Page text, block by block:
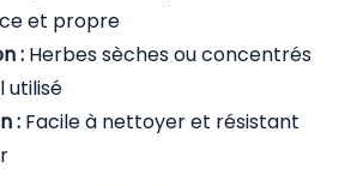
et propre
: Herbes sèches ou concentrés
utilisé
: Facile à nettoyer et résistant